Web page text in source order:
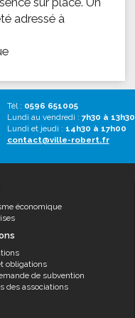
adressé à
Tél : 0596 651005
Lundi au vendredi : 7h30 à 13h30
Lundi et jeudi : 14h30 à 17h00
contact@ville-robert.fr
économique
obligations
de subvention
des associations